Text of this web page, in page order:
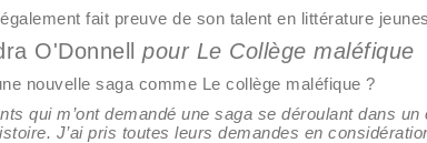
fait preuve de son talent en littérature
O'Donnell pour Le Collège maléfique
nouvelle saga comme Le collège maléfique ?
qui m’ont demandé une saga se déroulant dans
J’ai pris toutes leurs demandes en